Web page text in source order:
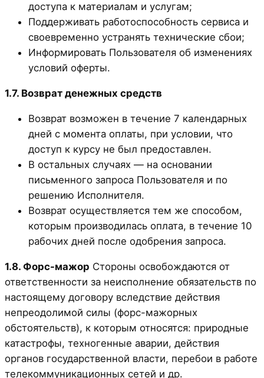
доступа к материалам и услугам;
Поддерживать работоспособность сервиса и
своевременно устранять технические сбои;
Информировать Пользователя об изменениях
условий оферты.
1.7. Возврат денежных средств
Возврат возможен в течение 7 календарных
дней с момента оплаты, при условии, что
доступ к курсу не был предоставлен.
В остальных случаях — на основании
письменного запроса Пользователя и по
решению Исполнителя.
Возврат осуществляется тем же способом,
которым производилась оплата, в течение 10
рабочих дней после одобрения запроса.
1.8. Форс-мажор Стороны освобождаются от
ответственности за неисполнение обязательств по
настоящему договору вследствие действия
непреодолимой силы (форс-мажорных
обстоятельств), к которым относятся: природные
катастрофы, техногенные аварии, действия
органов государственной власти, перебои в работе
телекоммуникационных сетей и др.